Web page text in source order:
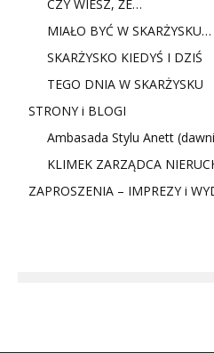
CZY WIESZ, ŻE…
MIAŁO BYĆ W SKARŻYSKU…
SKARŻYSKO KIEDYŚ I DZIŚ
TEGO DNIA W SKARŻYSKU
STRONY i BLOGI
Ambasada Stylu Anett
KLIMEK ZARZĄDCA
ZAPROSZENIA – IMPREZY i